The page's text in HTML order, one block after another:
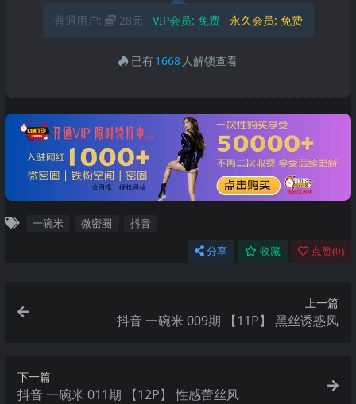
普通用户: 28元 VIP会员: 免费 永久会员: 免费
已有1668 人解锁查看
一碗米 微密圈 抖音
分享 收藏 点赞(0)
上一篇
抖音 一碗米 009期 【11P】 黑丝诱惑风
下一篇
抖音 一碗米 011期 【12P】 性感蕾丝风